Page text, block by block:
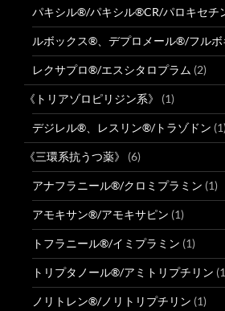
パキシル®/パキシル®CR/パロキセチ
ルボックス®、デプロメール®/フルボ
レクサプロ®/エスシタロプラム (2)
《トリアゾロピリジン系》 (1)
デジレル®、レスリン®/トラゾドン
《三環系抗うつ薬》 (6)
アナフラニール®/クロミプラミン (1)
アモキサン®/アモキサピン (1)
トフラニール®/イミプラミン (1)
トリプタノール®/アミトリプチリン
ノリトレン®/ノリトリプチリン (1)